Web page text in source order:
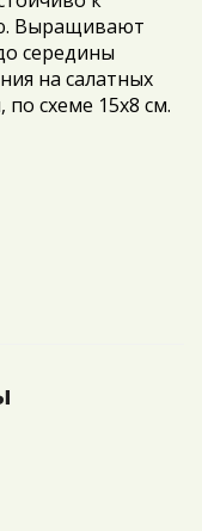
Выращивают
середины
на салатных
по схеме 15х8 см.